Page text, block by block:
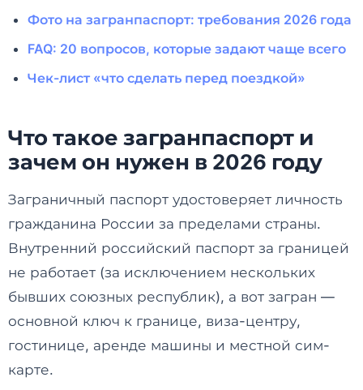
Фото на загранпаспорт: требования 2026 года
FAQ: 20 вопросов, которые задают чаще всего
Чек-лист «что сделать перед поездкой»
Что такое загранпаспорт и
зачем он нужен в 2026 году
Заграничный паспорт удостоверяет личность
гражданина России за пределами страны.
Внутренний российский паспорт за границей
не работает (за исключением нескольких
бывших союзных республик), а вот загран —
основной ключ к границе, виза-центру,
гостинице, аренде машины и местной сим-
карте.